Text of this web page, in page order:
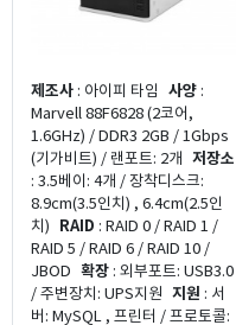
제조사 : 아이피 타임 사양 :
Marvell 88F6828 (2코어,
1.6GHz) / DDR3 2GB / 1Gbps
(기가비트) / 랜포트: 2개 저장소
: 3.5베이: 4개 / 장착디스크:
8.9cm(3.5인치) , 6.4cm(2.5인
치) RAID : RAID 0 / RAID 1 /
RAID 5 / RAID 6 / RAID 10 /
JBOD 확장 : 외부포트: USB3.0
/ 주변장치: UPS지원 지원 : 서
버: MySQL , 프린터 / 프로토콜: